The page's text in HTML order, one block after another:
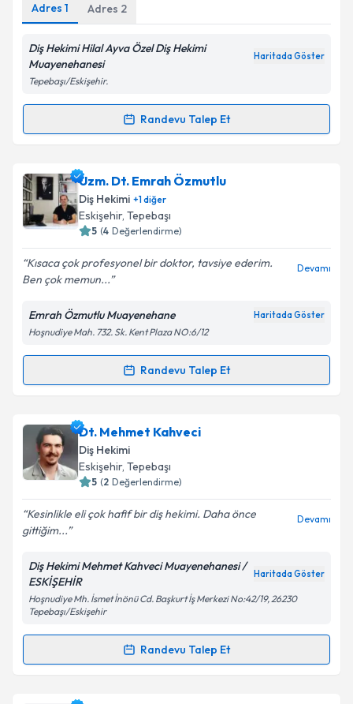
Adres 1 Adres 2
Diş Hekimi Hilal Ayva Özel Diş Hekimi
Muayenehanesi
Haritada Göster
Tepebaşı/Eskişehir.
Randevu Talep Et
Randevu Takvimi Talebi
Dt. Hilal Temen Ayvaiçin randevu takvimi talebi
oluşturun. Size bu uzmandan randevu almanız için bir
takvim hazırlandığında e-posta ile bilgilendireceğiz.
Kişisel verilerimin işlenmesine ilişkin
Aydınlatma
Metni'ni okudum ve kişisel verilerimin belirtilen
kapsamda işlenmesini kabul ediyorum.
Uzm. Dt. Emrah Özmutlu
Diş Hekimi +1diğer
Eskişehir, Tepebaşı
5 (4 Değerlendirme)
Kısaca çok profesyonel bir doktor, tavsiye ederim.
Ben çok memun...
Devamı
Emrah Özmutlu Muayenehane Haritada Göster
Hoşnudiye Mah. 732. Sk. Kent Plaza NO:6/12
Randevu Talep Et
Randevu Takvimi Talebi
Uzm. Dt. Emrah Özmutluiçin randevu takvimi talebi
oluşturun. Size bu uzmandan randevu almanız için bir
takvim hazırlandığında e-posta ile bilgilendireceğiz.
Kişisel verilerimin işlenmesine ilişkin Aydınlatma
Metni
kapsamda işlenmesini kabul ediyorum.
Takvim Talebini Gönder
Dt. Mehmet Kahveci
Diş Hekimi
Eskişehir, Tepebaşı
5 (2 Değerlendirme)
Kesinlikle eli çok hafif bir diş hekimi. Daha önce
gittiğim...
Devamı
Diş Hekimi Mehmet Kahveci Muayenehanesi /
ESKİŞEHİR
Haritada Göster
Hoşnudiye Mh. İsmet İnönü Cd. Başkurt İş Merkezi No:42/19, 26230
Tepebaşı/Eskişehir
Randevu Talep Et
Randevu Takvimi Talebi